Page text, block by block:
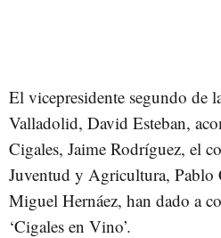
El vicepresidente segundo de
Valladolid, David Esteban,
Cigales, Jaime Rodríguez, el
Juventud y Agricultura, Pablo
Miguel Hernáez, han dado a
‘Cigales en Vino’.